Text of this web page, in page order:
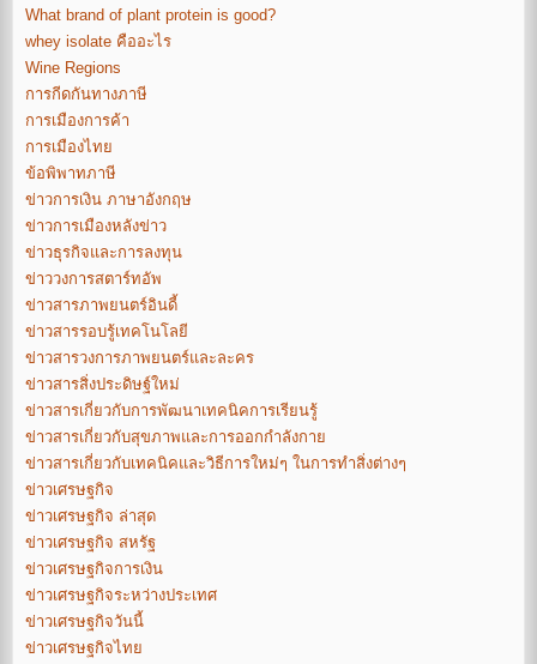
What brand of plant protein is good?
whey isolate คืออะไร
Wine Regions
การกีดกันทางภาษี
การเมืองการค้า
การเมืองไทย
ข้อพิพาทภาษี
ข่าวการเงิน ภาษาอังกฤษ
ข่าวการเมืองหลังข่าว
ข่าวธุรกิจและการลงทุน
ข่าววงการสตาร์ทอัพ
ข่าวสารภาพยนตร์อินดี้
ข่าวสารรอบรู้เทคโนโลยี
ข่าวสารวงการภาพยนตร์และละคร
ข่าวสารสิ่งประดิษฐ์ใหม่
ข่าวสารเกี่ยวกับการพัฒนาเทคนิคการเรียนรู้
ข่าวสารเกี่ยวกับสุขภาพและการออกกำลังกาย
ข่าวสารเกี่ยวกับเทคนิคและวิธีการใหม่ๆ ในการทำสิ่งต่างๆ
ข่าวเศรษฐกิจ
ข่าวเศรษฐกิจ ล่าสุด
ข่าวเศรษฐกิจ สหรัฐ
ข่าวเศรษฐกิจการเงิน
ข่าวเศรษฐกิจระหว่างประเทศ
ข่าวเศรษฐกิจวันนี้
ข่าวเศรษฐกิจไทย